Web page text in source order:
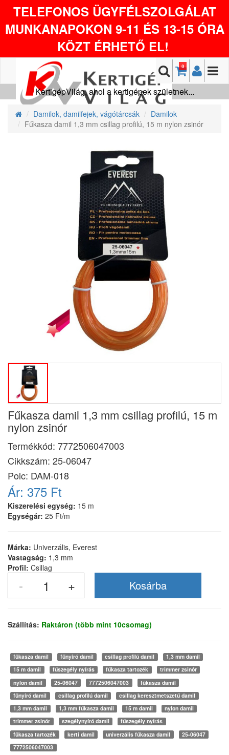
TELEFONOS ÜGYFÉLSZOLGÁLAT
MUNKANAPOKON 9-11 ÉS 13-15 ÓRA
KÖZT ÉRHETŐ EL!
0
KertigépVilág, ahol a kertigépek születnek...
Damilok, damilfejek, vágótárcsák
Damilok
Fűkasza damil 1,3 mm csillag profilú, 15 m nylon zsinór
Fűkasza damil 1,3 mm csillag profilú, 15 m
nylon zsinór
Termékkód: 7772506047003
Cikkszám: 25-06047
Polc: DAM-018
Ár: 375 Ft
Kiszerelési egység: 15 m
Egységár: 25 Ft/m
Márka: Univerzális, Everest
Vastagság: 1,3 mm
Profil: Csillag
Szállítás: Raktáron (több mint 10csomag)
fűkasza damil fűnyíró damil csillag profilú damil
1,3 mm damil
15 m damil
fűszegély nyírás fűkasza tartozék
trimmer zsinór
nylon damil
25-06047 7772506047003
fűkasza damil
fűnyíró damil
csillag profilú damil
csillag keresztmetszetű damil
1,3 mm damil
1,3 mm fűkasza damil 15 m damil
nylon damil
trimmer zsinór
szegélynyíró damil
fűszegély nyírás
fűkasza tartozék
kerti damil univerzális fűkasza damil
25-06047
7772506047003